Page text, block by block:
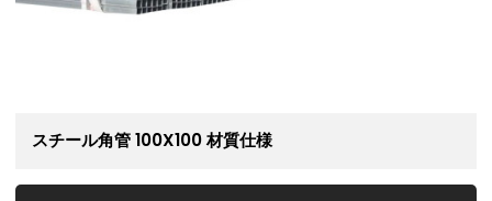
スチール角管 100X100 材質仕様